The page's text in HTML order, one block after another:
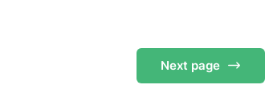
Next page